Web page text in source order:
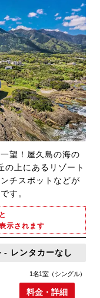
望！屋久島の海の
の上にあるリゾート
チスポットなどが
す。
示されます
- レンタカーなし
1名1室（シングル）
料金・詳細